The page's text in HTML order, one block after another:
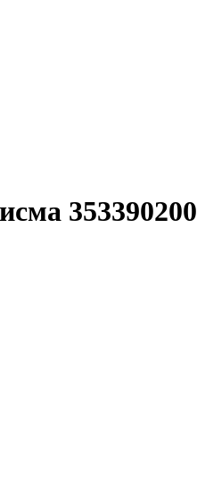
353390200